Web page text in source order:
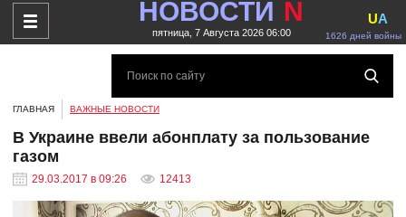
НОВОСТИ N
пятница, 7 Августа 2026 06:00 1626 дней войны
UA
ГЛАВНАЯ ВАЖНЫЕ НОВОСТИ
В Украине ввели абонплату за пользование
газом
29.03.2017 в 09:26 12413